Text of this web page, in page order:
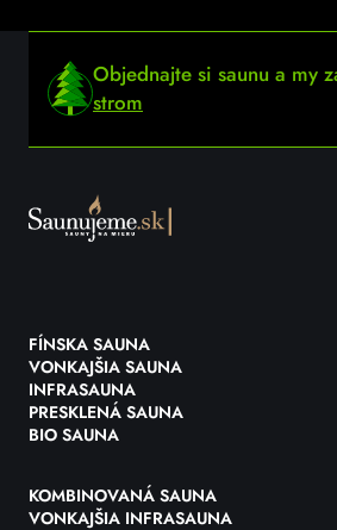
Objednajte si saunu a my
strom
FÍNSKA SAUNA
VONKAJŠIA SAUNA
INFRASAUNA
PRESKLENÁ SAUNA
BIO SAUNA
KOMBINOVANÁ SAUNA
VONKAJŠIA INFRASAUNA